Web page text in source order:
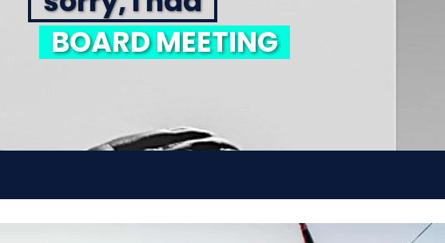
BOARD MEETING